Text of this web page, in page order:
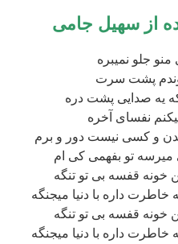
از سهیل جامی
جلو نمیبره
موندم پشت سرت
یه صدایی پشت دره
نفسای آخره
و کسی نیست دور و برم
میرسه تو بفهمی کی ام
قفسه بی تو تنگه
خاطرت داره با دنیا میجنگه
قفسه بی تو تنگه
خاطرت داره با دنیا میجنگه